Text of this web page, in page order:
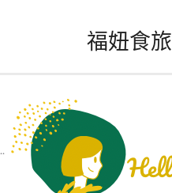
內
福妞食旅
..